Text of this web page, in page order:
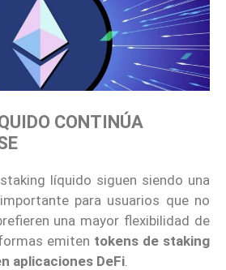
CONTINÚA
líquido siguen siendo una
para usuarios que no
una mayor flexibilidad de
emiten tokens de staking
aplicaciones DeFi